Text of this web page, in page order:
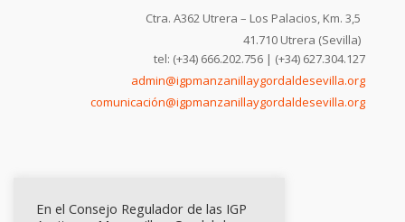
Ctra. A362 Utrera – Los Palacios, Km. 3,5
41.710 Utrera (Sevilla)
tel: (+34) 666.202.756 | (+34) 627.304.127
admin@igpmanzanillaygordaldesevilla.org
comunicación@igpmanzanillaygordaldesevilla.org
En el Consejo Regulador de las IGP